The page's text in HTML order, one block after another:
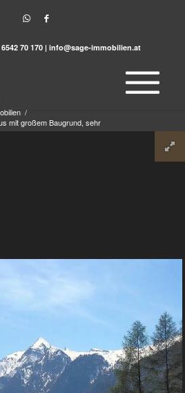
70 170 | info@sage-immobilien.at
/
mit großem Baugrund, sehr